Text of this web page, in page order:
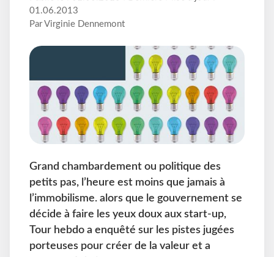
01.06.2013
Par Virginie Dennemont
Grand chambardement ou politique des
petits pas, l’heure est moins que jamais à
l’immobilisme. alors que le gouvernement se
décide à faire les yeux doux aux start-up,
Tour hebdo a enquêté sur les pistes jugées
porteuses pour créer de la valeur et a